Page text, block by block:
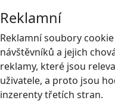
Reklamní
Reklamní soubory
návštěvníků a jejich
reklamy, které jsou
uživatele, a proto jsou
inzerenty třetích stran.